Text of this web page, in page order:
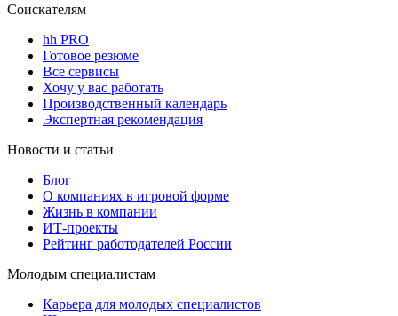
Соискателям
hh PRO
Готовое резюме
Все сервисы
Хочу у вас работать
Производственный календарь
Экспертная рекомендация
Новости и статьи
Блог
О компаниях в игровой форме
Жизнь в компании
ИТ-проекты
Рейтинг работодателей России
Молодым специалистам
Карьера для молодых специалистов